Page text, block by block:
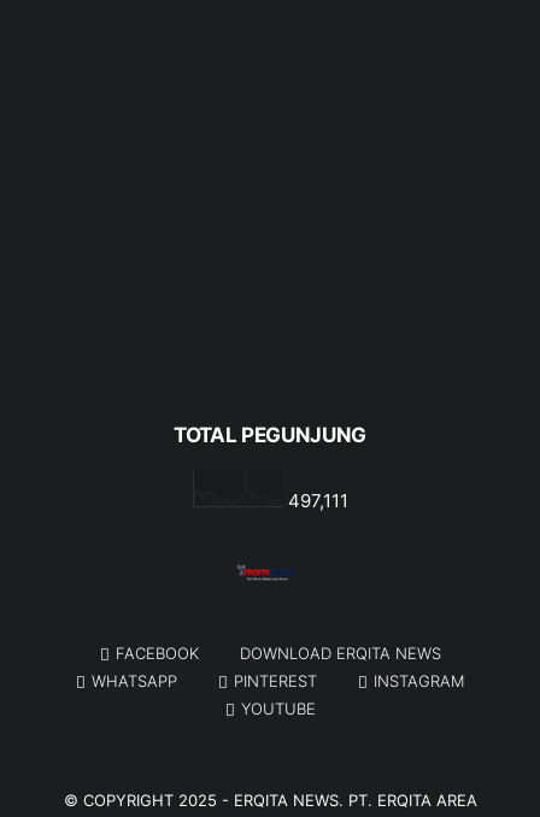
TOTAL PEGUNJUNG
497,111
FACEBOOK
DOWNLOAD ERQITA NEWS
WHATSAPP
PINTEREST
INSTAGRAM
YOUTUBE
© COPYRIGHT 2025 - ERQITA NEWS. PT. ERQITA AREA